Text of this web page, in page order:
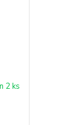
2 ks